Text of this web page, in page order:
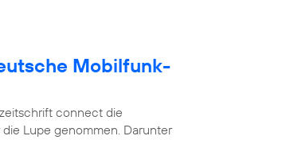
Mobilfunk-
connect die
Lupe genommen. Darunter